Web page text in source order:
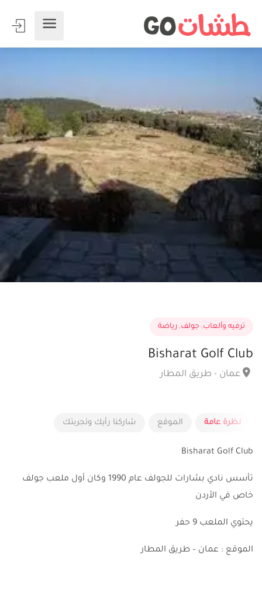
ترفيه وألعاب, جولف, رياضة
Bisharat Golf Club
عمان - طريق المطار
نظرة عامة الموقع شاركنا رأيك وتجربتك
Bisharat Golf Club
تأسس نادي بشارات للجولف عام 1990 وكان أول ملعب جولف
خاص في الأردن
يحتوي الملعب 9 حفر
الموقع : عمان – طريق المطار